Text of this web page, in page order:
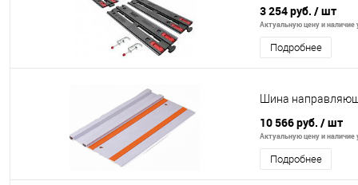
3 254 руб. / шт
Актуальную цену и наличие
Подробнее
Шина
10 566 руб. / шт
Актуальную цену и наличие
Подробнее